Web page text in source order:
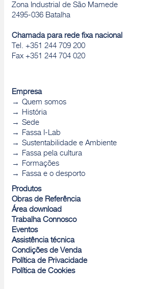
Zona Industrial de São Mamede
2495-036 Batalha
Chamada para rede fixa nacional
Tel. +351 244 709 200
Fax +351 244 704 020
Empresa
Quem somos
História
Sede
Fassa I-Lab
Sustentabilidade e Ambiente
Fassa pela cultura
Formações
Fassa e o desporto
Produtos
Obras de Referência
Área download
Trabalha Connosco
Eventos
Assistência técnica
Condições de Venda
Política de Privacidade
Política de Cookies